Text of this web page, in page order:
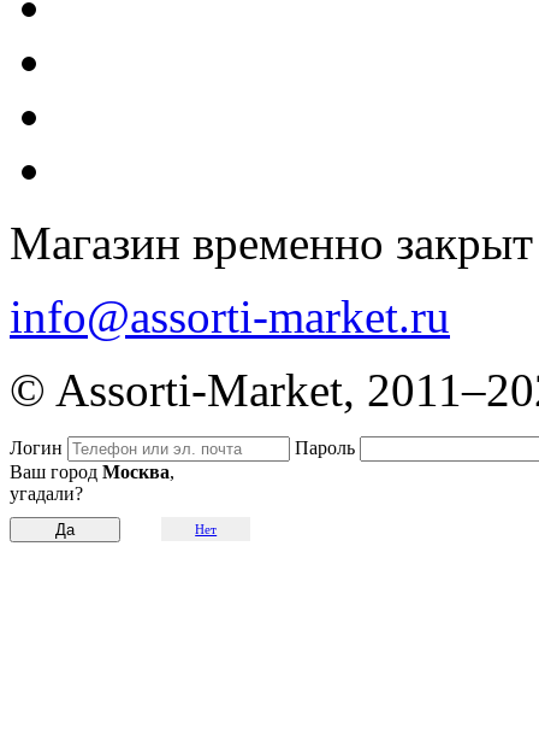
Магазин временно закрыт
info@assorti-market.ru
© Assorti-Market,
Логин
Пароль
Ваш город Москва,
угадали?
Нет